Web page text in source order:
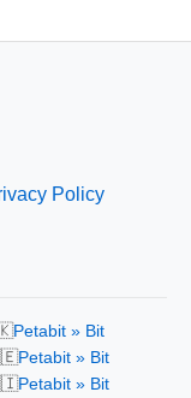
Policy
Petabit » Bit
Petabit » Bit
Petabit » Bit